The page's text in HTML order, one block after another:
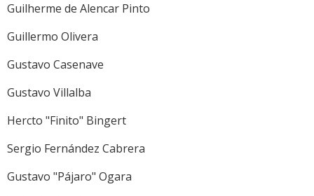
Guilherme de Alencar Pinto
Guillermo Olivera
Gustavo Casenave
Gustavo Villalba
Hercto "Finito" Bingert
Sergio Fernández Cabrera
Gustavo "Pájaro" Ogara